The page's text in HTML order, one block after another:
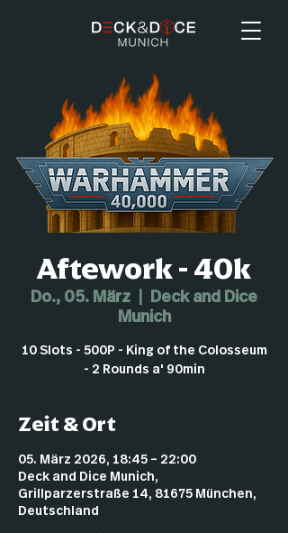
Aftework - 40k
Do., 05. März
Deck and Dice
Munich
10 Slots - 500P - King of the Colosseum
- 2 Rounds a' 90min
Zeit & Ort
05. März 2026, 18:45 – 22:00
Deck and Dice Munich,
Grillparzerstraße 14, 81675 München,
Deutschland